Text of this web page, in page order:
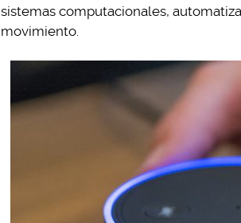
sistemas computacionales,
movimiento.